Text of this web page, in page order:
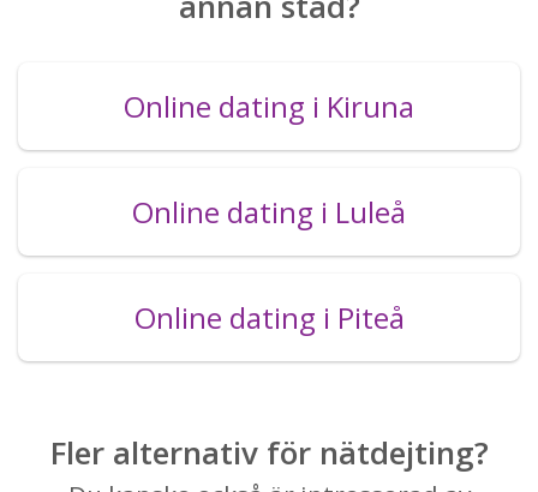
Online dating i Kiruna
Online dating i Luleå
Online dating i Piteå
Fler alternativ för nätdejting?